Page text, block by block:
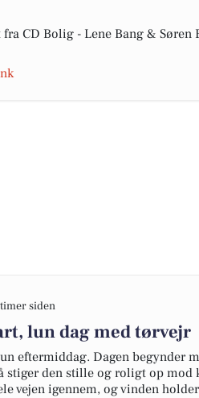
fra CD Bolig - Lene Bang & Søren
siden
lun dag med tørvejr
eftermiddag. Dagen begynder
stiger den stille og roligt op mod
vejen igennem, og vinden